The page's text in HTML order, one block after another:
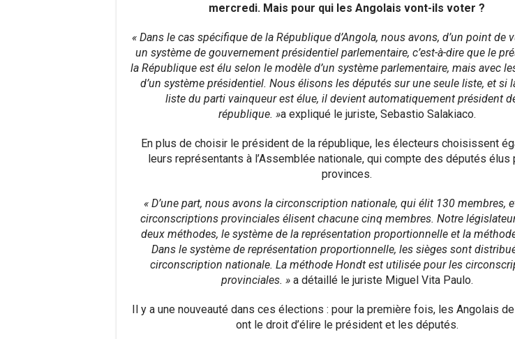
mercredi. Mais pour qui les Angolais vont-ils voter ?
« Dans le cas spécifique de la République d’Angola, nous avons, d’un point de
un système de gouvernement présidentiel parlementaire, c’est-à-dire que le
la République est élu selon le modèle d’un système parlementaire, mais avec
d’un système présidentiel. Nous élisons les députés sur une seule liste, et si
liste du parti vainqueur est élue, il devient automatiquement président
république. »a expliqué le juriste, Sebastio Salakiaco.
En plus de choisir le président de la république, les électeurs choisissent
leurs représentants à l’Assemblée nationale, qui compte des députés élus
provinces.
« D’une part, nous avons la circonscription nationale, qui élit 130 membres,
circonscriptions provinciales élisent chacune cinq membres. Notre
deux méthodes, le système de la représentation proportionnelle et la
Dans le système de représentation proportionnelle, les sièges sont
circonscription nationale. La méthode Hondt est utilisée pour les
provinciales. »a détaillé le juriste Miguel Vita Paulo.
Il y a une nouveauté dans ces élections : pour la première fois, les Angolais de
ont le droit d’élire le président et les députés.